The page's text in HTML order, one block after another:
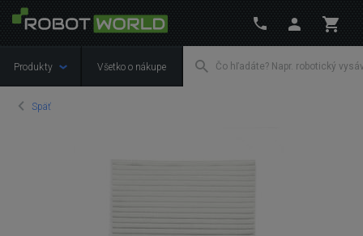
Produkty Všetko o nákupe
Späť